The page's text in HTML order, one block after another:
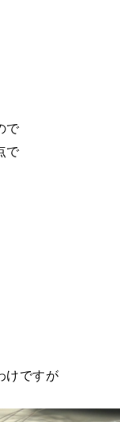
で
で
けですが